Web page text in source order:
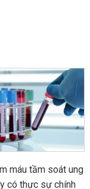
máu tầm soát ung
có thực sự chính